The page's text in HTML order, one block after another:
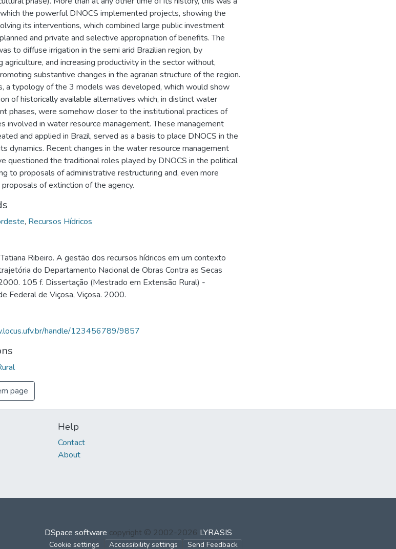
the powerful DNOCS implemented projects, showing the
its interventions, which combined large public investment
and private and selective appropriation of benefits. The
to diffuse irrigation in the semi arid Brazilian region, by
agriculture, and increasing productivity in the sector without,
substantive changes in the agrarian structure of the region.
a typology of the 3 models was developed, which would show
of historically available alternatives which, in distinct water
phases, were somehow closer to the institutional practices of
involved in water resource management. These management
and applied in Brazil, served as a basis to place DNOCS in the
dynamics. Recent changes in the water resource management
questioned the traditional roles played by DNOCS in the political
to proposals of administrative restructuring and, even more
proposals of extinction of the agency.
, Recursos Hídricos
Ribeiro. A gestão dos recursos hídricos em um contexto
do Departamento Nacional de Obras Contra as Secas
105 f. Dissertação (Mestrado em Extensão Rural) -
Federal de Viçosa, Viçosa. 2000.
handle/123456789/9857
page
Help
Contact
About
DSpace software copyright © 2002-2026 LYRASIS
Cookie settings Accessibility settings Send Feedback